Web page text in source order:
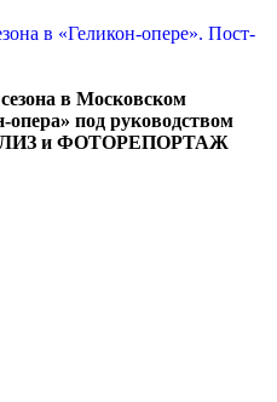
в «Геликон-опере». Пост-
в Московском
под руководством
и ФОТОРЕПОРТАЖ